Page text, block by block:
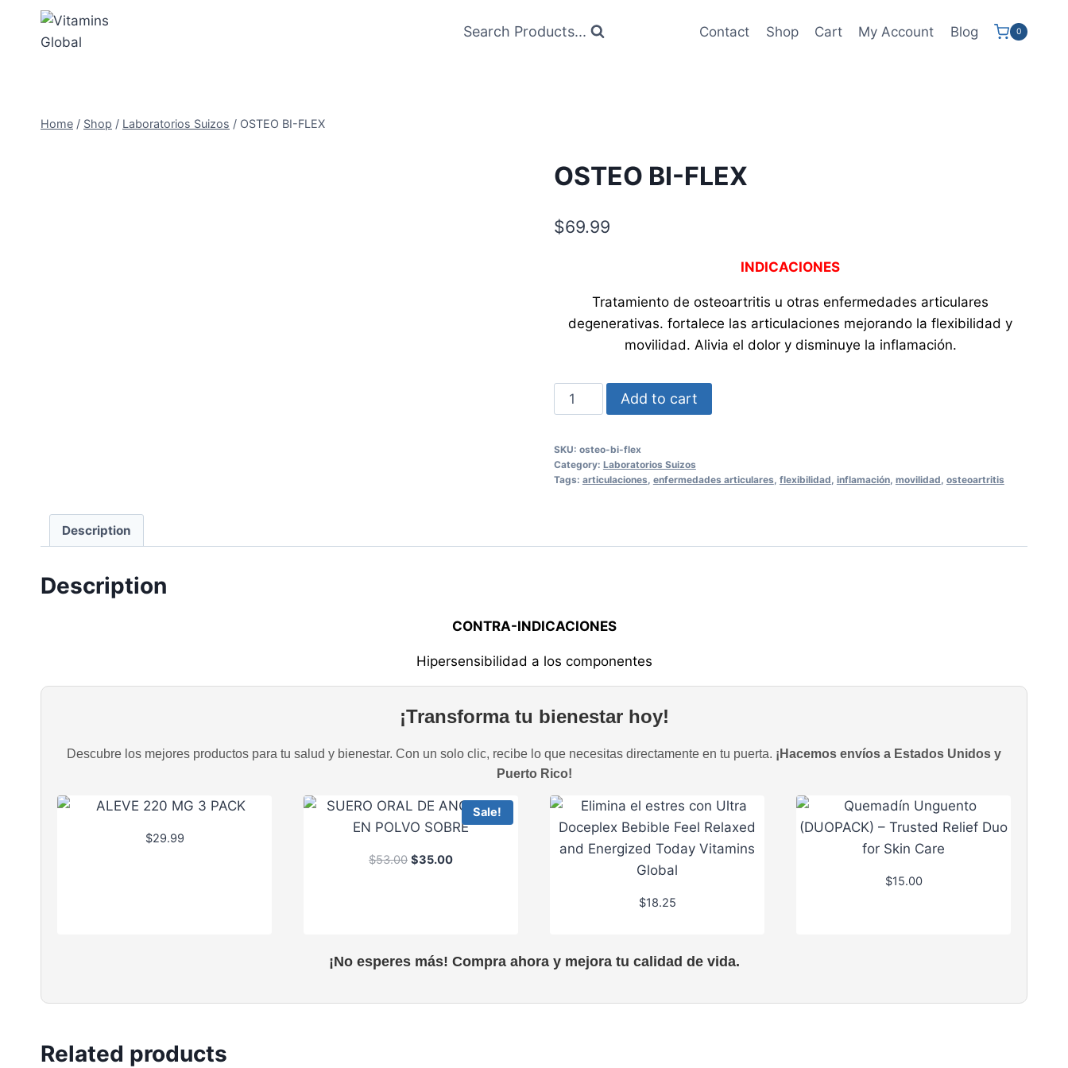
content
Search Products... Contact Shop Cart My Account Blog 0
Home / Shop / Laboratorios Suizos / OSTEO BI-FLEX
OSTEO BI-FLEX
$69.99
INDICACIONES
Tratamiento de osteoartritis u otras enfermedades articulares
degenerativas. fortalece las articulaciones mejorando la flexibilidad y
movilidad. Alivia el dolor y disminuye la inflamación.
OSTEO
BI-
quantity
Add to cart
SKU: osteo-bi-flex
Category: Laboratorios Suizos
Tags: articulaciones enfermedades articulares flexibilidad inflamación, movilidad osteoartritis
Description
Description
CONTRA-INDICACIONES
Hipersensibilidad a los componentes
¡Transforma tu bienestar hoy!
Descubre los mejores productos para tu salud y bienestar. Con un solo clic, recibe lo que necesitas directamente en tu puerta. ¡Hacemos envíos a Estados Unidos y
Puerto Rico!
$29.99
Sale!
$53.00 O
a
p
$35.00C
t
r
$18.25
$15.00
¡No esperes más! Compra ahora y mejora tu calidad de vida.
Related products